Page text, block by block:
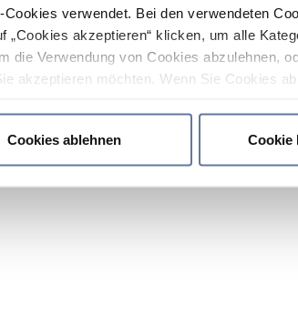
Cookies verwendet. Bei den verwendeten
„Cookies akzeptieren“ klicken, um alle
die Verwendung von Cookies abzulehnen,
akzeptieren möchten. Wenn Sie Cookies
Cookies ablehnen
Cookie